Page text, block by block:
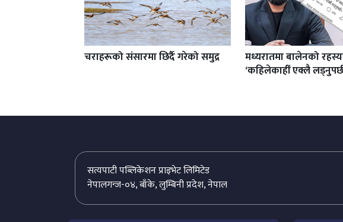
चराहरूको संसारमा छिर्दै गरेको समुद्र
मध्यरातमा बालेनको
‘कहिलेकाहीँ एक्लै
सत्यपाटी पब्लिकेशन प्राइभेट लिमिटेड
नेपालगन्ज-०४, बाँके, लुम्बिनी प्रदेश, नेपाल